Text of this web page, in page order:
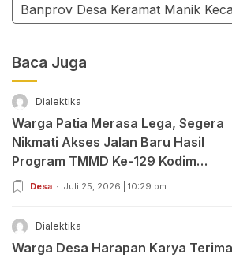
Banprov Desa Keramat Manik
Baca Juga
Dialektika
Warga Patia Merasa Lega, Segera
Nikmati Akses Jalan Baru Hasil
Program TMMD Ke-129 Kodim
0601/Pandeglang
Desa Juli 25, 2026 | 10:29 pm
Dialektika
Warga Desa Harapan Karya Terima